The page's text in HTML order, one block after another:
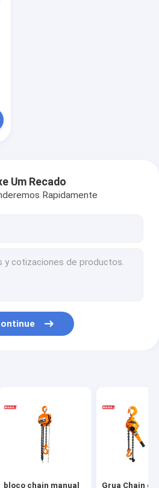
Um Recado
Rapidamente
bloco chain manual Grua Chain da